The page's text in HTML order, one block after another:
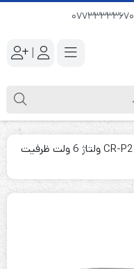
|
باتری لیتیوم مدل CR-P2 ولتاژ 6 ولت ظرفیت